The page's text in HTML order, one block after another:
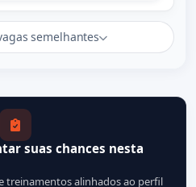
semelhantes
suas chances nesta
treinamentos alinhados ao perfil